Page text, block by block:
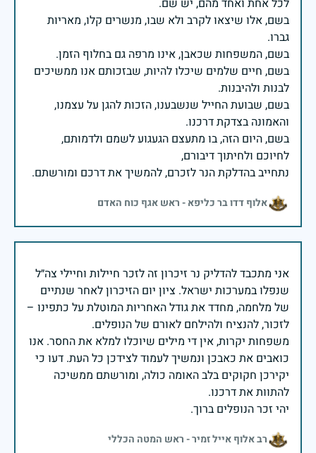
בשם, אלו שיצאו לקרב ולא שבו, מנשרים קלו, מאריות
בשם, חיים שלמים שיכלו להיות, שבזכותם אנו ממשיכים
בשם, שבועת החייל שנשבענו, הזכות להגן על עצמנו,
בשם, היום הזה, בו מתעצם הגעגוע לשמם ולדמותם,
נתחייב בהדלקת הנר לזכרם, להמשיך את דרכם ומורשתם.
אלוף דדו בר כליפא - ראש אגף כוח האדם
אני מתכבד להדליק נר זיכרון זה לזכר חיילות וחיילי צה״ל
שנפלו במערכות ישראל. ציון יום הזיכרון לאחר שנתיים
של מלחמה, מחדד את גודל האחריות המוטלת על כתפינו –
משפחות יקרות, אין די מילים שיוכלו למלא את החסר. אנו
כואבים את כאבכן ונמשיך לעמוד לצידכן כל העת. דעו כי
יקירכן חקוקים בלב האומה כולה, ומורשתם ממשיכה
יהי זכר הנופלים ברוך.
רב אלוף אייל זמיר - ראש המטה הכללי